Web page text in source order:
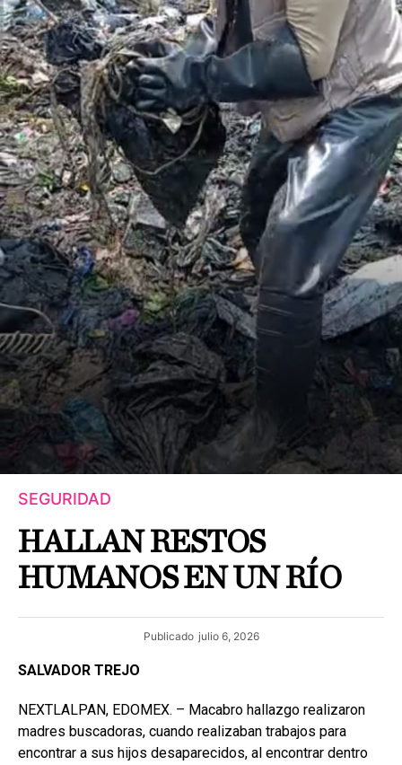
SEGURIDAD
HALLAN RESTOS
HUMANOS EN UN RÍO
Publicado julio 6, 2026
SALVADOR TREJO
NEXTLALPAN, EDOMEX. – Macabro hallazgo realizaron
madres buscadoras, cuando realizaban trabajos para
encontrar a sus hijos desaparecidos, al encontrar dentro